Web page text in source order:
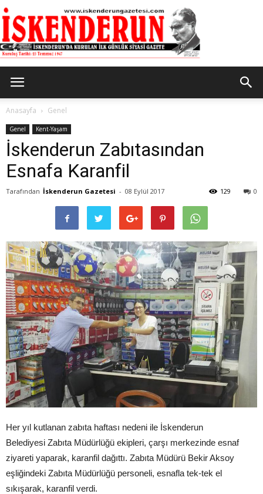
Gazetesi
Anasayfa Genel
Genel Kent-Yaşam
İskenderun Zabıtasından
Esnafa Karanfil
Tarafından İskenderun Gazetesi - 08 Eylül 2017 0
129
Her yıl kutlanan zabıta haftası nedeni ile İskenderun
Belediyesi Zabıta Müdürlüğü ekipleri, çarşı merkezinde esnaf
ziyareti yaparak, karanfil dağıttı. Zabıta Müdürü Bekir Aksoy
eşliğindeki Zabıta Müdürlüğü personeli, esnafla tek-tek el
sıkışarak, karanfil verdi.